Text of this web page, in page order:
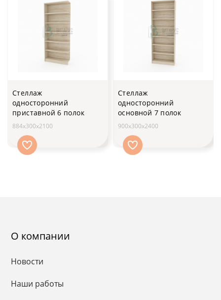
Стеллаж
односторонний
приставной 6 полок
884х300х2100
Стеллаж
односторонний
основной 7 полок
900х300х2400
О компании
Новости
Наши работы